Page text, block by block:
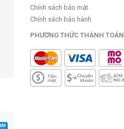
Chính sách bảo mật
Chính sách bảo hành
PHƯƠNG THỨC THÀNH TOÁN